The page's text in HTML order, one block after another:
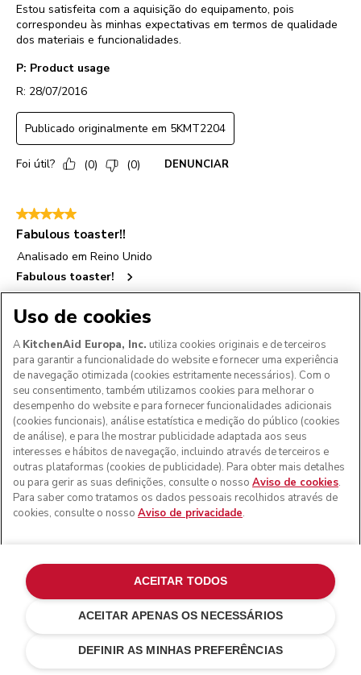
€ 263,20
€ 329,00
Poupar nos
Uso de cookies
A KitchenAid Europa, Inc. utiliza cookies originais e de terceiros
para garantir a funcionalidade do website e fornecer uma experiência
de navegação otimizada (cookies estritamente necessários). Com o
seu consentimento, também utilizamos cookies para melhorar o
desempenho do website e para fornecer funcionalidades adicionais
(cookies funcionais), análise estatística e medição do público (cookies
de análise), e para lhe mostrar publicidade adaptada aos seus
interesses e hábitos de navegação, incluindo através de terceiros e
outras plataformas (cookies de publicidade). Para obter mais detalhes
ou para gerir as suas definições, consulte o nosso Aviso de cookies.
Para saber como tratamos os dados pessoais recolhidos através de
cookies, consulte o nosso Aviso de privacidade.
DEFINIR AS MINHAS PREFERÊNCIAS
ACEITAR APENAS OS NECESSÁRIOS
ACEITAR TODOS